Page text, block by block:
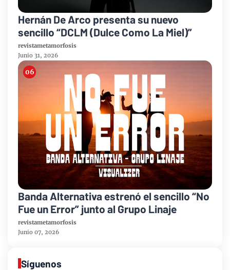
Hernán De Arco presenta su nuevo
sencillo “DCLM (Dulce Como La Miel)”
revistametamorfosis
Junio 31, 2026
Banda Alternativa estrenó el sencillo “No
Fue un Error” junto al Grupo Linaje
revistametamorfosis
Junio 07, 2026
Síguenos